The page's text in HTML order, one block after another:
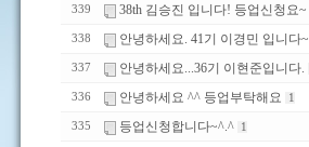
339 38th 김승진 입니다! 등업신청요~
338 안녕하세요. 41기 이경민 입니다~
337 안녕하세요...36기 이현준입니다.
336 안녕하세요 ^^ 등업부탁해요 1
335 등업신청합니다~^.^ 1